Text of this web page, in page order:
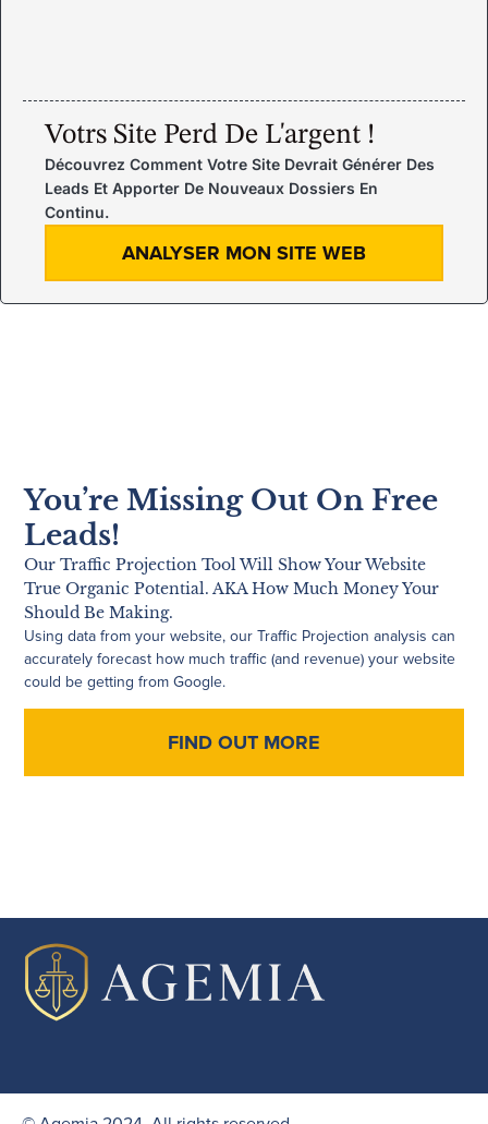
Votrs Site Perd De L'argent !
Découvrez Comment Votre Site Devrait Générer Des
Leads Et Apporter De Nouveaux Dossiers En
Continu.
ANALYSER MON SITE WEB
You’re Missing Out On Free
Leads!
Our Traffic Projection Tool Will Show Your Website
True Organic Potential. AKA How Much Money Your
Should Be Making.
Using data from your website, our Traffic Projection analysis can
accurately forecast how much traffic (and revenue) your website
could be getting from Google.
FIND OUT MORE